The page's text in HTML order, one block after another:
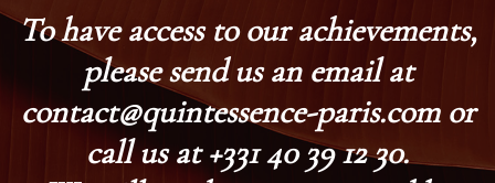
To have access to our achievements,
please send us an email at
contact@quintessence-paris.com or
call us at +331 40 39 12 30.